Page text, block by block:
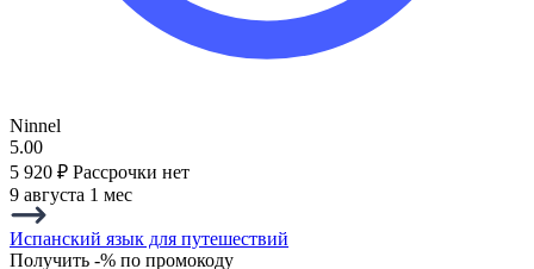
Ninnel
5.00
5 920 ₽ Рассрочки нет
9 августа 1 мес
Испанский язык для путешествий
Получить -% по промокоду